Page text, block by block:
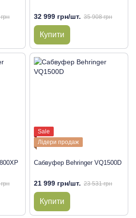
32 999 грн/шт. 35 908 грн
Купити
Sale
Лідери продаж
Сабвуфер Behringer VQ1500D
21 999 грн/шт. 23 531 грн
Купити